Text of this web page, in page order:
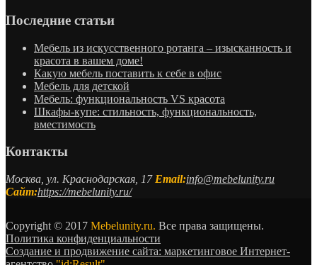
Последние статьи
Мебель из искусственного ротанга – изысканность и
красота в вашем доме!
Какую мебель поставить к себе в офис
Мебель для детской
Мебель: функциональность VS красота
Шкафы-купе: стильность, функциональность,
вместимость
Контакты
Москва, ул. Краснодарская, 17 Email:info@mebelunity.ru
Сайт:https://mebelunity.ru/
Copyright © 2017 Mebelunity.ru. Все права защищены.
Политика конфиденциальности
Создание и продвижение сайта: маркетинговое Интернет-